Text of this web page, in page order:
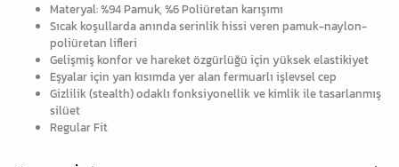
Materyal: %94 Pamuk, %6 Poliüretan karışımı
Sıcak koşullarda anında serinlik hissi veren pamuk-naylon-
poliüretan lifleri
Gelişmiş konfor ve hareket özgürlüğü için yüksek elastikiyet
Eşyalar için yan kısımda yer alan fermuarlı işlevsel cep
Gizlilik (stealth) odaklı fonksiyonellik ve kimlik ile tasarlanmış
silüet
Regular Fit